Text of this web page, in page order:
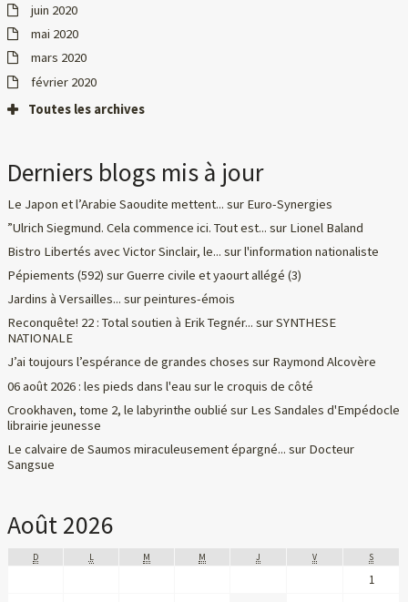
juin 2020
mai 2020
mars 2020
février 2020
Toutes les archives
Derniers blogs mis à jour
Le Japon et l’Arabie Saoudite mettent... sur Euro-Synergies
”Ulrich Siegmund. Cela commence ici. Tout est... sur Lionel Baland
Bistro Libertés avec Victor Sinclair, le... surl'information nationaliste
Pépiements (592) surGuerre civile et yaourt allégé (3)
Jardins à Versailles... surpeintures-émois
Reconquête! 22 : Total soutien à Erik Tegnér... surSYNTHESE
NATIONALE
J’ai toujours l’espérance de grandes choses sur Raymond Alcovère
06 août 2026 : les pieds dans l'eau surle croquis de côté
Crookhaven, tome 2, le labyrinthe oublié sur Les Sandales d'Empédocle
librairie jeunesse
Le calvaire de Saumos miraculeusement épargné... sur Docteur
Sangsue
Août 2026
D L M M J V S
1